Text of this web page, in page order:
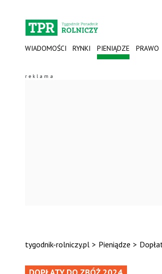
WIADOMOŚCI RYNKI PIENIĄDZE PRAWO
tygodnik-rolniczy.pl > Pieniądze >